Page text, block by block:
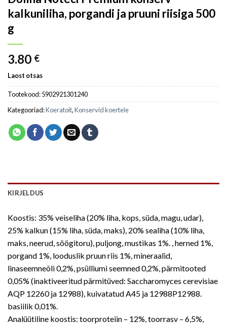
kalkuniliha, porgandi ja pruuni riisiga 500
g
3.80 €
Laost otsas
Tootekood:5902921301240
Kategooriad:Koeratoit,Konservid koertele
KIRJELDUS
Koostis: 35% veiseliha (20% liha, kops, süda, magu, udar),
25% kalkun (15% liha, süda, maks), 20% sealiha (10% liha,
maks, neerud, söögitoru), puljong, mustikas 1%. , herned 1%,
porgand 1%, looduslik pruun riis 1%, mineraalid,
linaseemneõli 0,2%, psülliumi seemned 0,2%, pärmitooted
0,05% (inaktiveeritud pärmitüved: Saccharomyces cerevisiae
AQP 12260 ja 12988), kuivatatud A45 ja 12988P12988.
basiilik 0,01%.
Analüütiline koostis: toorproteiin – 12%, toorrasv – 6,5%,